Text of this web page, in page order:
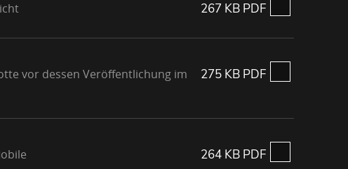
267 KB PDF
vor dessen Veröffentlichung im
275 KB PDF
264 KB PDF